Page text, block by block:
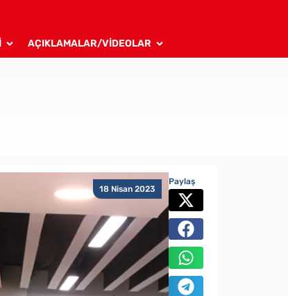
AÇIKLAMALAR/VİDEOLAR
18 Nisan 2023
Paylaş